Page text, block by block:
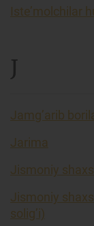
Iste’molchilar
J
Jamg’arib
Jarima
Jismoniy shaxs
Jismoniy
solig’i)